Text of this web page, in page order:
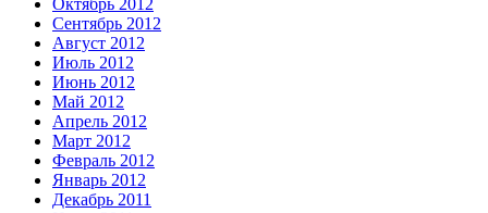
Сентябрь 2012
Август 2012
Июль 2012
Июнь 2012
Май 2012
Апрель 2012
Март 2012
Февраль 2012
Январь 2012
Декабрь 2011